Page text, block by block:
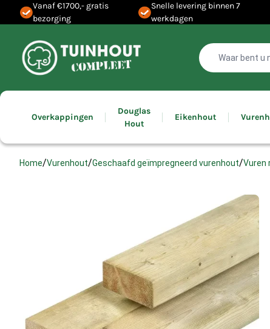
Vanaf €1700,- gratis
bezorging
Snelle levering binnen 7
werkdagen
Overkappingen
Douglas
Hout
Eikenhout
Home/Vurenhout/Geschaafd geïmpregneerd vurenhout/Vuren